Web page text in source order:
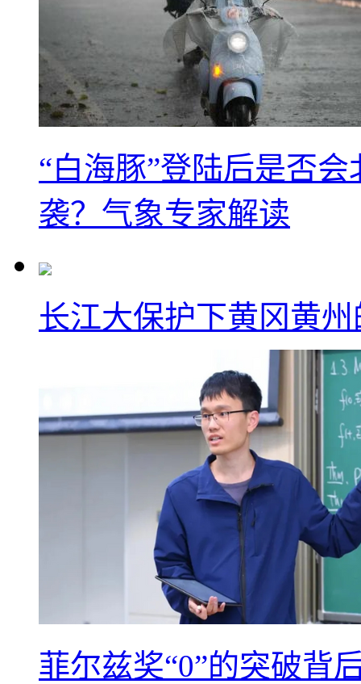
“白海豚”登陆后是否
袭？气象专家解读
长江大保护下黄冈黄
菲尔兹奖“0”的突破背